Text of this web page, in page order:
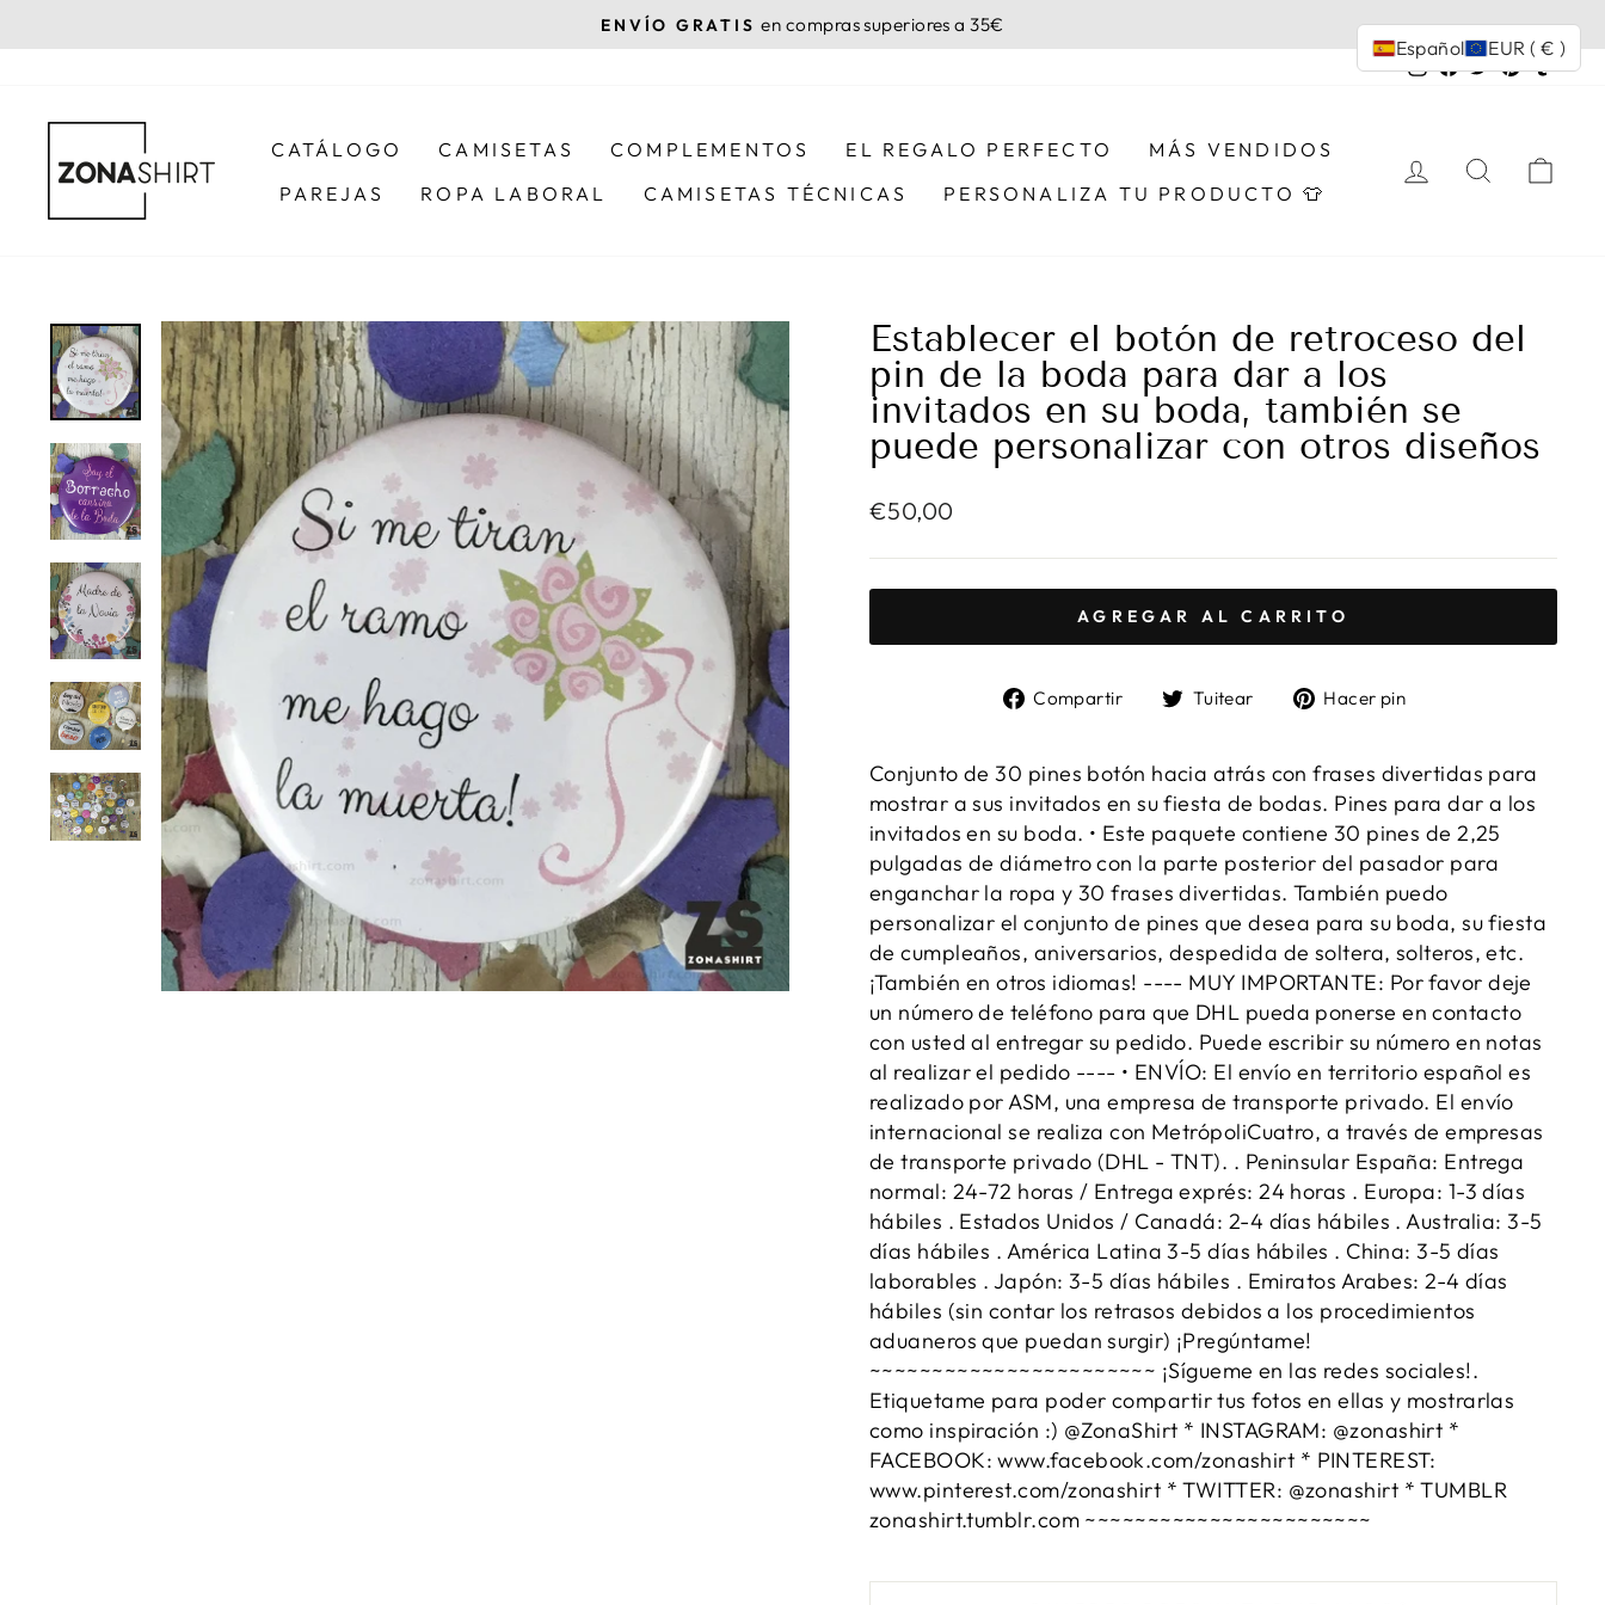
directamente
diapositivas
ENVÍO GRATIS en compras superiores a 35€
Instagram
Facebook
TwitterPinterest
CATÁLOGO CAMISETAS COMPLEMENTOS EL REGALO PERFECTO
MÁS VENDIDOS
PAREJAS
ROPA LABORAL CAMISETAS TÉCNICAS PERSONALIZA TU PRODUCTO 👕
INGRESAR
BUSCAR
Establecer el botón de retroceso del
pin de la boda para dar a los
invitados en su boda, también se
puede personalizar con otros diseños
Precio
€50,00
AGREGAR AL CARRITO
Compartir
Compartir
Tuitear
TuitearHacer pin
Conjunto de 30 pines botón hacia atrás con frases divertidas para
mostrar a sus invitados en su fiesta de bodas. Pines para dar a los
invitados en su boda. • Este paquete contiene 30 pines de 2,25
pulgadas de diámetro con la parte posterior del pasador para
enganchar la ropa y 30 frases divertidas. También puedo
personalizar el conjunto de pines que desea para su boda, su fiesta
de cumpleaños, aniversarios, despedida de soltera, solteros, etc.
¡También en otros idiomas! ---- MUY IMPORTANTE: Por favor deje
un número de teléfono para que DHL pueda ponerse en contacto
con usted al entregar su pedido. Puede escribir su número en notas
al realizar el pedido ---- • ENVÍO: El envío en territorio español es
realizado por ASM, una empresa de transporte privado. El envío
internacional se realiza con MetrópoliCuatro, a través de empresas
de transporte privado (DHL - TNT). . Peninsular España: Entrega
normal: 24-72 horas / Entrega exprés: 24 horas . Europa: 1-3 días
hábiles . Estados Unidos / Canadá: 2-4 días hábiles . Australia: 3-5
días hábiles . América Latina 3-5 días hábiles . China: 3-5 días
laborables . Japón: 3-5 días hábiles . Emiratos Arabes: 2-4 días
hábiles (sin contar los retrasos debidos a los procedimientos
aduaneros que puedan surgir) ¡Pregúntame!
~~~~~~~~~~~~~~~~~~~~~~~ ¡Sígueme en las redes sociales!.
Etiquetame para poder compartir tus fotos en ellas y mostrarlas
como inspiración :) @ZonaShirt * INSTAGRAM: @zonashirt *
FACEBOOK: www.facebook.com/zonashirt * PINTEREST:
www.pinterest.com/zonashirt * TWITTER: @zonashirt * TUMBLR
zonashirt.tumblr.com ~~~~~~~~~~~~~~~~~~~~~~~
Español EUR ( € )